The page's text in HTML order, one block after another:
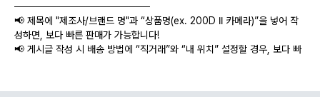
───────────────────
📢 제목에 "제조사/브랜드 명"과 “상품명(ex. 200D II 카메라)”을 넣어 작
성하면, 보다 빠른 판매가 가능합니다!
📢 게시글 작성 시 배송 방법에 “직거래”와 “내 위치” 설정할 경우, 보다 빠